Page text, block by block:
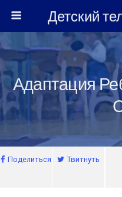
Детский
Адаптация
Поделиться Твитнуть